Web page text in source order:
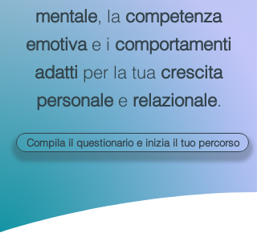
mentale, la competenza
emotivae i comportamenti
adatti per la tua crescita
personale e relazionale.
Compila il questionario e inizia il tuo percorso